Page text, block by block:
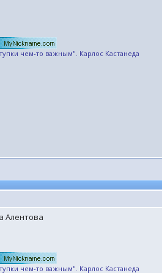
чем-то важным". Карлос Кастанеда
Алентова
чем-то важным". Карлос Кастанеда